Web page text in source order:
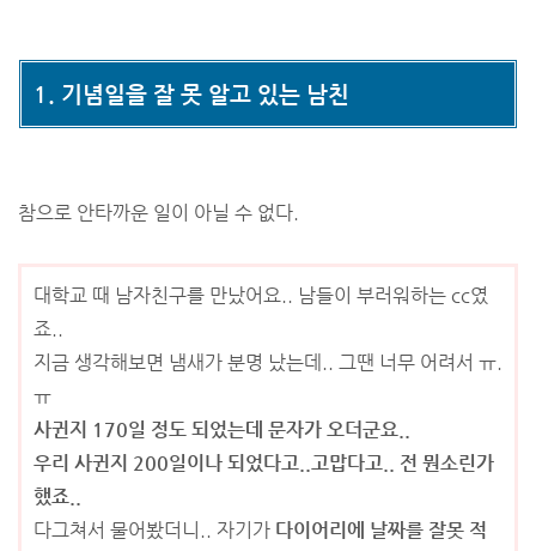
1. 기념일을 잘 못 알고 있는 남친
참으로 안타까운 일이 아닐 수 없다.
대학교 때 남자친구를 만났어요.. 남들이 부러워하는 cc였
죠..
지금 생각해보면 냄새가 분명 났는데.. 그땐 너무 어려서 ㅠ.
ㅠ
사귄지 170일 정도 되었는데 문자가 오더군요..
우리 사귄지 200일이나 되었다고..고맙다고.. 전 뭔소린가
했죠..
다그쳐서 물어봤더니.. 자기가 다이어리에 날짜를 잘못 적